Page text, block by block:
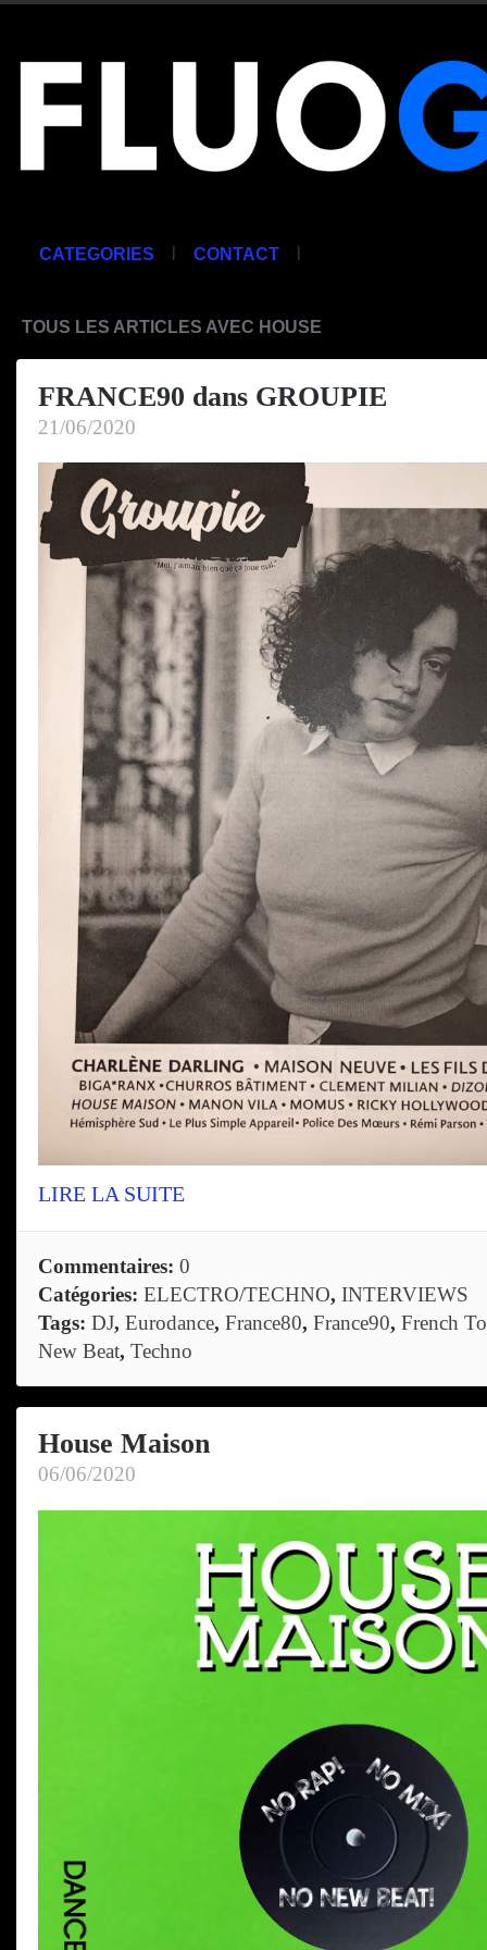
CATEGORIES | CONTACT |
TOUS LES ARTICLES AVEC HOUSE
FRANCE90 dans GROUPIE
21/06/2020
LIRE LA SUITE
Commentaires: 0
Catégories: ELECTRO/TECHNO, INTERVIEWS
Tags: DJ, Eurodance, France80, France90, French
New Beat, Techno
House Maison
06/06/2020